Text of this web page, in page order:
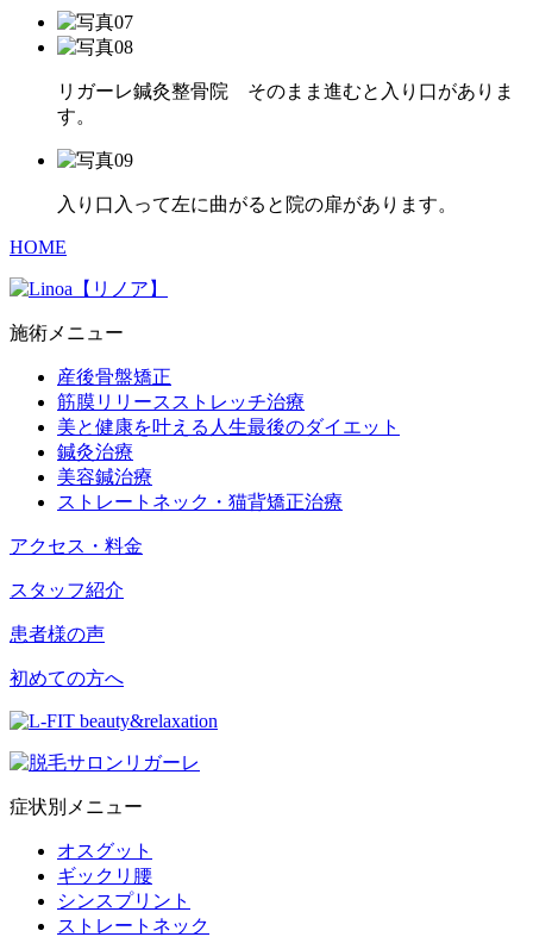
リガーレ鍼灸整骨院 そのまま進むと入り口がありま
す。
入り口入って左に曲がると院の扉があります。
HOME
施術メニュー
産後骨盤矯正
筋膜リリースストレッチ治療
美と健康を叶える人生最後のダイエット
鍼灸治療
美容鍼治療
ストレートネック・猫背矯正治療
アクセス・料金
スタッフ紹介
患者様の声
初めての方へ
症状別メニュー
オスグット
ギックリ腰
シンスプリント
ストレートネック